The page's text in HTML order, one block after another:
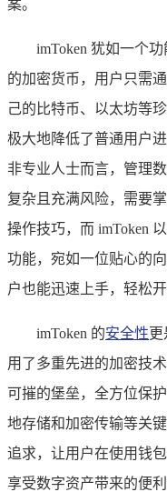
案。
imToken 犹如一个
的加密货币，用户只需
己的比特币、以太坊等
极大地降低了普通用户
非专业人士而言，管理
复杂且充满风险，需要
操作技巧，而 imToken
功能，宛如一位贴心的
户也能迅速上手，轻松
imToken 的安全性
用了多重先进的加密技
可摧的堡垒，全方位保
地存储和加密传输等关
追求，让用户在使用钱
享受数字资产带来的便